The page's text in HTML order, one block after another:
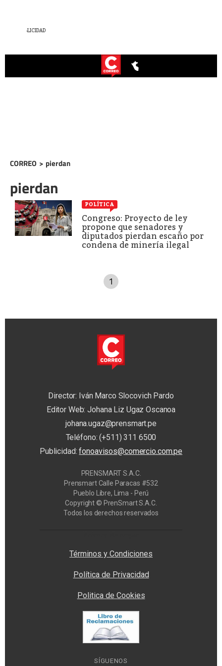
CORREO > pierdan
pierdan
POLÍTICA
Congreso: Proyecto de ley
propone que senadores y
diputados pierdan escaño por
condena de minería ilegal
1
Director: Iván Marco Slocovich Pardo
Editor Web: Johana Liz Ugaz Oscanoa
johana.ugaz@prensmart.pe
Teléfono: (+511) 311 6500
Publicidad:fonoavisos@comercio.com.pe
PRENSMART S.A.C.
Prensmart Calle Paracas #532
Pueblo Libre, Lima - Perú
Copyright © PrenSmart S.A.C.
Todos los derechos reservados
Términos y Condiciones
Política de Privacidad
Politica de Cookies
SÍGUENOS